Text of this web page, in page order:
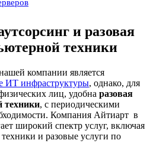
и разовая
техники
компании является
ИТ инфраструктуры, однако, для
лиц, удобна разовая
техники, с периодическими
Компания Айтиарт в
широкий спектр услуг, включая
и разовые услуги по